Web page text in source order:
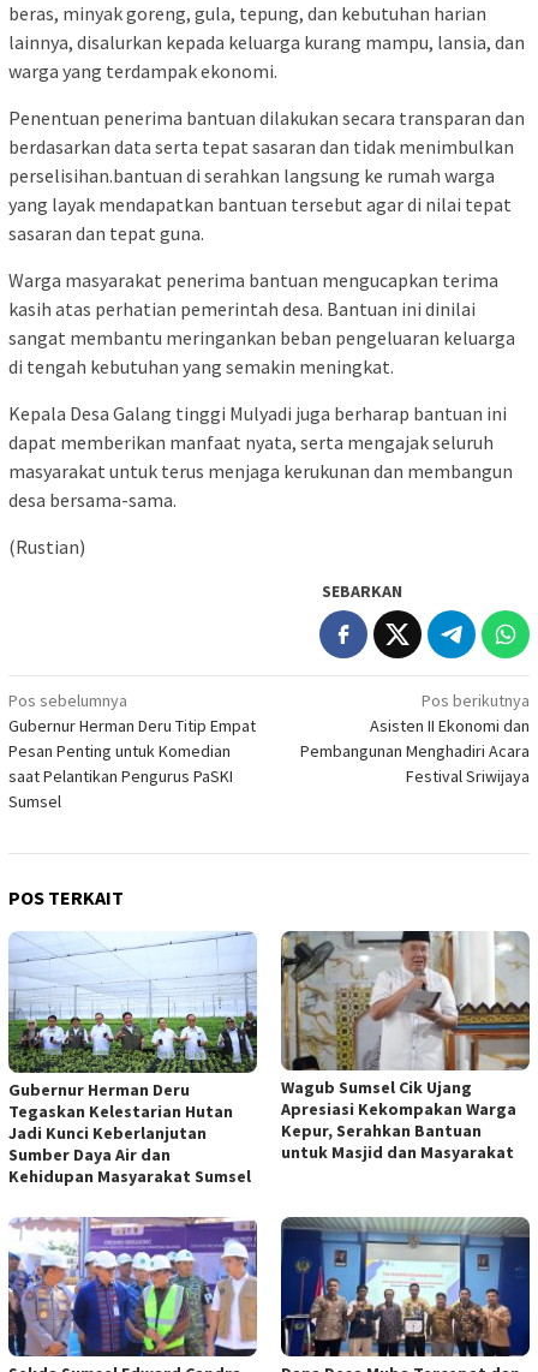
beras, minyak goreng, gula, tepung, dan kebutuhan harian
lainnya, disalurkan kepada keluarga kurang mampu, lansia, dan
warga yang terdampak ekonomi.
Penentuan penerima bantuan dilakukan secara transparan dan
berdasarkan data serta tepat sasaran dan tidak menimbulkan
perselisihan.bantuan di serahkan langsung ke rumah warga
yang layak mendapatkan bantuan tersebut agar di nilai tepat
sasaran dan tepat guna.
Warga masyarakat penerima bantuan mengucapkan terima
kasih atas perhatian pemerintah desa. Bantuan ini dinilai
sangat membantu meringankan beban pengeluaran keluarga
di tengah kebutuhan yang semakin meningkat.
Kepala Desa Galang tinggi Mulyadi juga berharap bantuan ini
dapat memberikan manfaat nyata, serta mengajak seluruh
masyarakat untuk terus menjaga kerukunan dan membangun
desa bersama-sama.
(Rustian)
SEBARKAN
Navigasi
pos
Pos sebelumnya
Gubernur Herman Deru Titip Empat
Pesan Penting untuk Komedian
saat Pelantikan Pengurus PaSKI
Sumsel
Pos berikutnya
Asisten II Ekonomi dan
Pembangunan Menghadiri Acara
Festival Sriwijaya
POS TERKAIT
Gubernur Herman Deru
Tegaskan Kelestarian Hutan
Jadi Kunci Keberlanjutan
Sumber Daya Air dan
Kehidupan Masyarakat Sumsel
Wagub Sumsel Cik Ujang
Apresiasi Kekompakan Warga
Kepur, Serahkan Bantuan
untuk Masjid dan Masyarakat